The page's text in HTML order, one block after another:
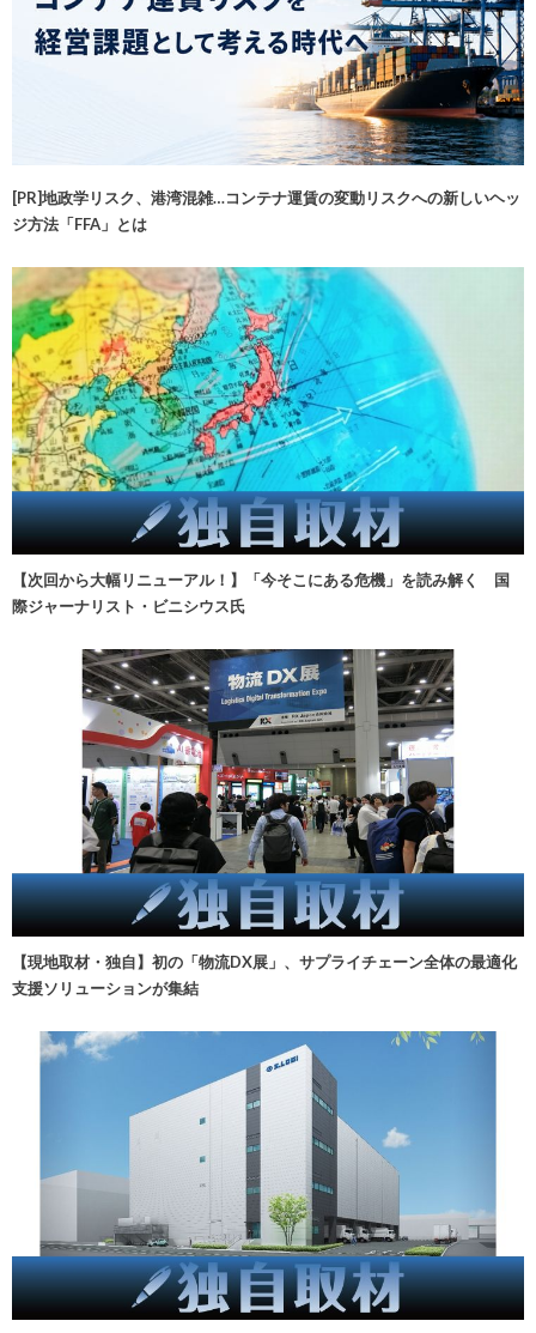
[PR]地政学リスク、港湾混雑…コンテナ運賃の変動リスクへの新しいヘッ
ジ方法「FFA」とは
【次回から大幅リニューアル！】「今そこにある危機」を読み解く 国
際ジャーナリスト・ビニシウス氏
【現地取材・独自】初の「物流DX展」、サプライチェーン全体の最適化
支援ソリューションが集結